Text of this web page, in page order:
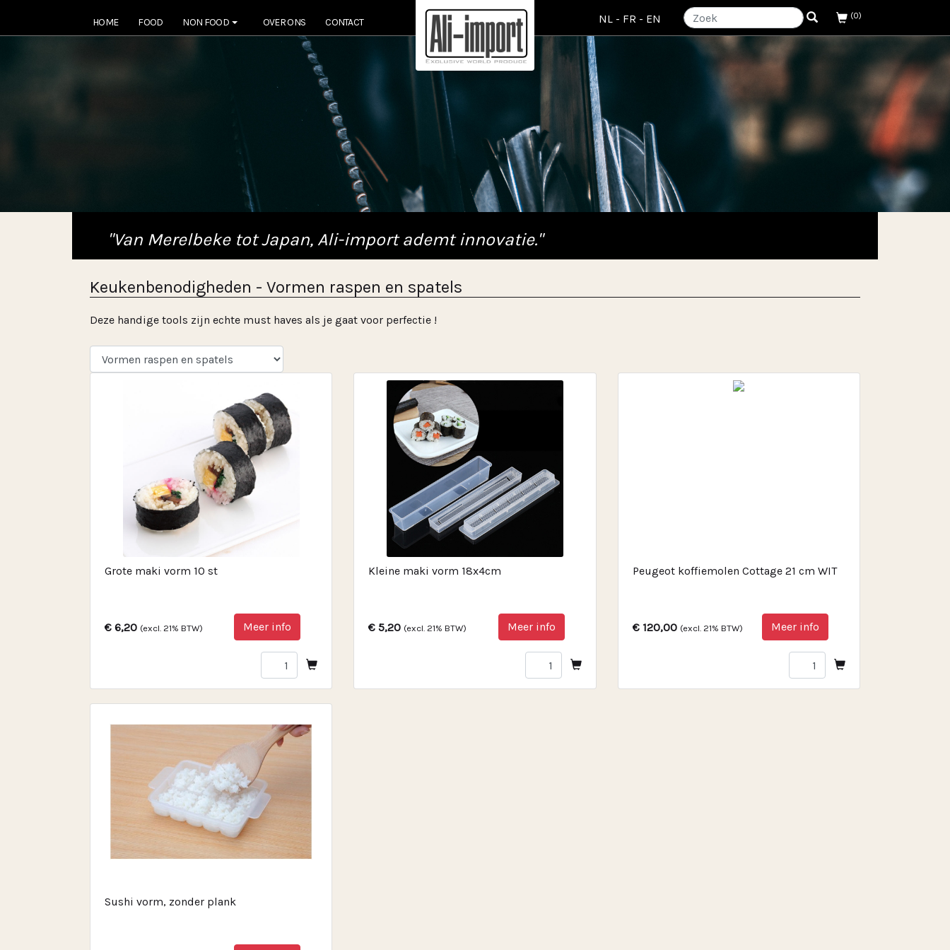
HOME FOOD NON FOOD OVER ONS CONTACT
(0)
NL - FR - EN
"Van Merelbeke tot Japan, Ali-import ademt innovatie."
Keukenbenodigheden - Vormen raspen en spatels
Deze handige tools zijn echte must haves als je gaat voor perfectie !
Grote maki vorm 10 st
€ 6,20 (excl. 21% BTW) Meer info
Kleine maki vorm 18x4cm
€ 5,20 (excl. 21% BTW) Meer info
Peugeot koffiemolen Cottage 21 cm WIT
€ 120,00 (excl. 21% BTW) Meer info
Sushi vorm, zonder plank